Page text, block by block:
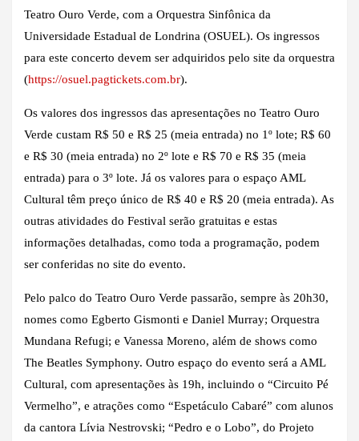
Teatro Ouro Verde, com a Orquestra Sinfônica da
Universidade Estadual de Londrina (OSUEL). Os ingressos
para este concerto devem ser adquiridos pelo site da orquestra
(https://osuel.pagtickets.com.br).
Os valores dos ingressos das apresentações no Teatro Ouro
Verde custam R$ 50 e R$ 25 (meia entrada) no 1º lote; R$ 60
e R$ 30 (meia entrada) no 2º lote e R$ 70 e R$ 35 (meia
entrada) para o 3º lote. Já os valores para o espaço AML
Cultural têm preço único de R$ 40 e R$ 20 (meia entrada). As
outras atividades do Festival serão gratuitas e estas
informações detalhadas, como toda a programação, podem
ser conferidas no site do evento.
Pelo palco do Teatro Ouro Verde passarão, sempre às 20h30,
nomes como Egberto Gismonti e Daniel Murray; Orquestra
Mundana Refugi; e Vanessa Moreno, além de shows como
The Beatles Symphony. Outro espaço do evento será a AML
Cultural, com apresentações às 19h, incluindo o “Circuito Pé
Vermelho”, e atrações como “Espetáculo Cabaré” com alunos
da cantora Lívia Nestrovski; “Pedro e o Lobo”, do Projeto